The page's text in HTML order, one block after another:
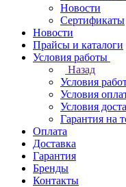
Новости
Сертификаты
Новости
Прайсы и каталоги
Условия работы
Назад
Условия
Условия
Условия
Гарантия на
Оплата
Доставка
Гарантия
Бренды
Контакты